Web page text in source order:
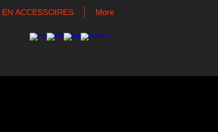
ACCESSOIRES More